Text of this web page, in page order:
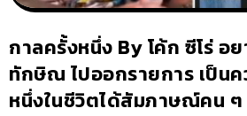
กาลครั้งหนึ่ง By โค้ก ซีโร่ อ
ทักษิณ ไปออกรายการ เป็น
หนึ่งในชีวิตได้สัมภาษณ์คน ๆ